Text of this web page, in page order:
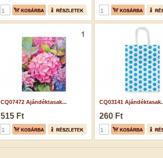
CQ07472 Ajándéktasak...
515 Ft
CQ03141
260 Ft